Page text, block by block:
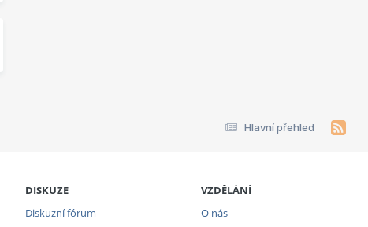
Hlavní přehled
DISKUZE
Diskuzní fórum
VZDĚLÁNÍ
O nás